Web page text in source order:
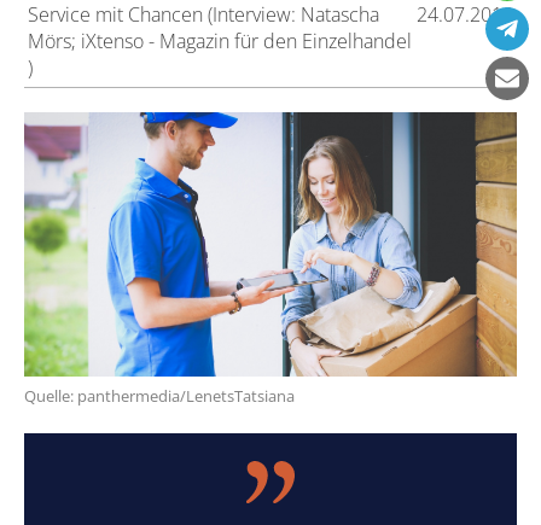
Service mit Chancen (Interview: Natascha
Mörs; iXtenso - Magazin für den Einzelhandel
)
24.07.2018
Quelle: panthermedia/LenetsTatsiana